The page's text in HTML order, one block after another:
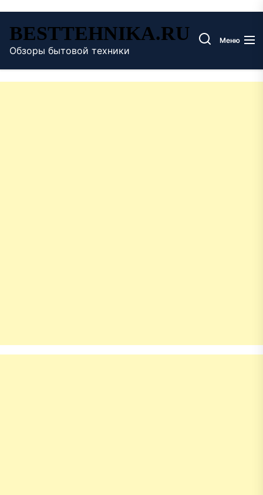
содержимому
BESTTEHNIKA.RU
Обзоры бытовой техники
Меню